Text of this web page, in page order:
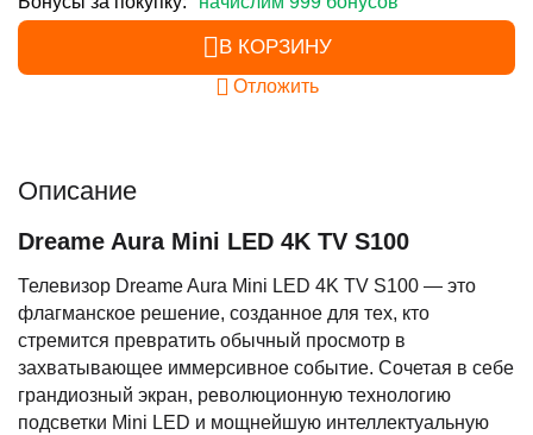
В КОРЗИНУ
Отложить
Описание
Dreame Aura Mini LED 4K TV S100
Телевизор Dreame Aura Mini LED 4K TV S100 — это
флагманское решение, созданное для тех, кто
стремится превратить обычный просмотр в
захватывающее иммерсивное событие. Сочетая в себе
грандиозный экран, революционную технологию
подсветки Mini LED и мощнейшую интеллектуальную